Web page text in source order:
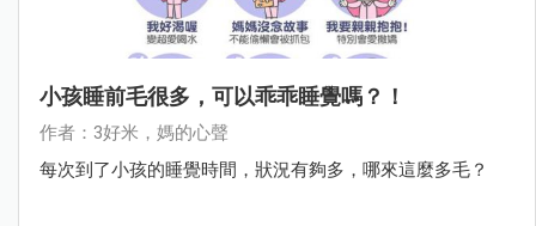
小孩睡前毛很多，可以乖乖睡覺嗎？！
作者：3好米，媽的心聲
每次到了小孩的睡覺時間，狀況有夠多，哪來這麼多毛？